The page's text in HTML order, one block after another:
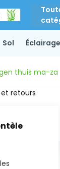
Sol Éclairage
thuis ma-za
retours